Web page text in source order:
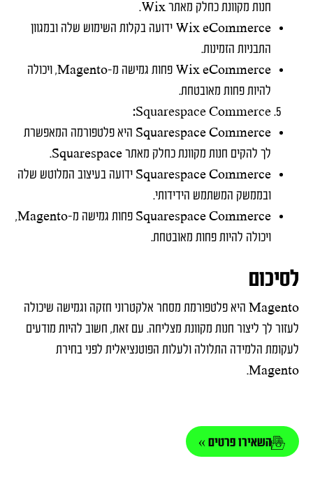
חנות מקוונת כחלק מאתר Wix.
Wix eCommerce ידועה בקלות השימוש שלה ובמגוון
התבניות הזמינות.
Wix eCommerce פחות גמישה מ-Magento, ויכולה
להיות פחות מאובטחת.
Squarespace Commerce:
Squarespace Commerce היא פלטפורמה המאפשרת
לך להקים חנות מקוונת כחלק מאתר Squarespace.
Squarespace Commerce ידועה בעיצוב המלוטש שלה
ובממשק המשתמש הידידותי.
Squarespace Commerce פחות גמישה מ-Magento,
ויכולה להיות פחות מאובטחת.
לסיכום
Magento היא פלטפורמת מסחר אלקטרוני חזקה וגמישה שיכולה
לעזור לך ליצור חנות מקוונת מצליחה. עם זאת, חשוב להיות מודעים
לעקומת הלמידה התלולה ולעלות הפוטנציאלית לפני בחירת
Magento.
השאירו פרטים »